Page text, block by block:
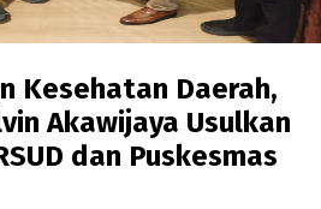
Kesehatan Daerah,
Akawijaya Usulkan
dan Puskesmas